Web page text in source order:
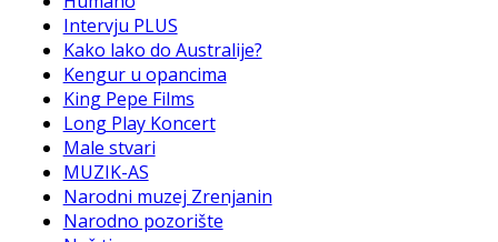
Intervju PLUS
Kako lako do Australije?
Kengur u opancima
King Pepe Films
Long Play Koncert
Male stvari
MUZIK-AS
Narodni muzej Zrenjanin
Narodno pozorište